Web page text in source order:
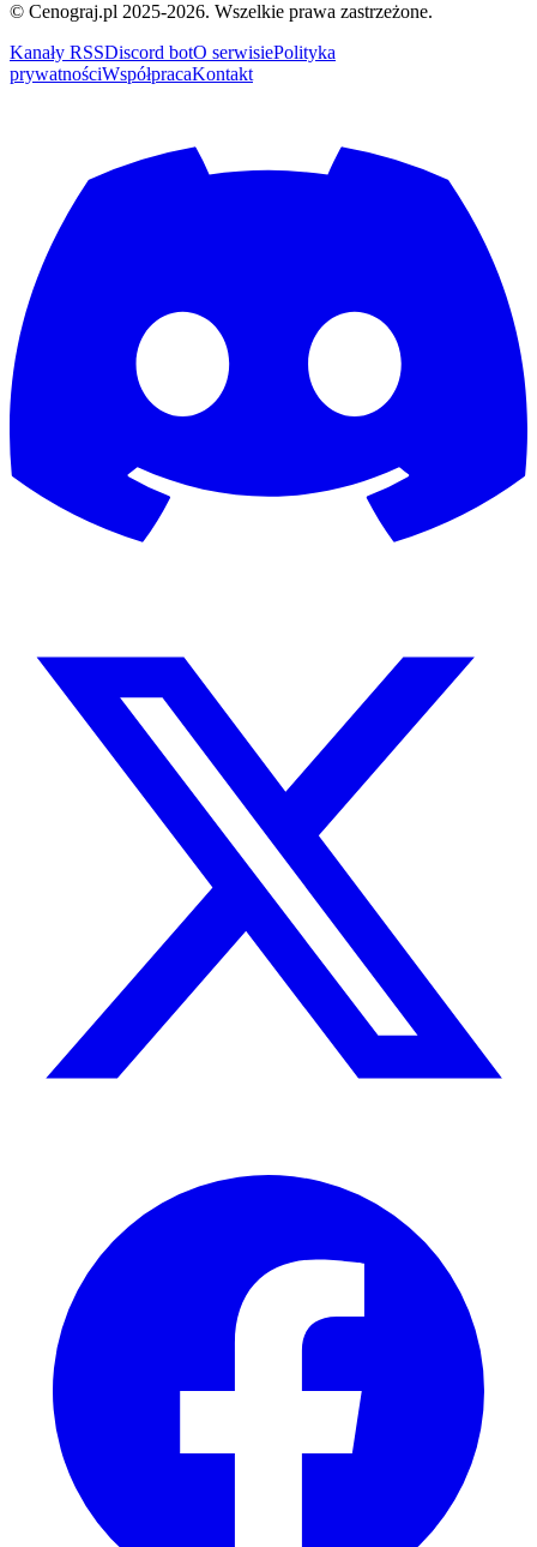
© Cenograj.pl 2025-2026. Wszelkie prawa zastrzeżone.
Kanały RSSDiscord botO serwisiePolityka
prywatnościWspółpracaKontakt